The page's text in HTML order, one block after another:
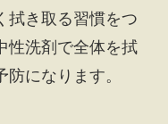
拭き取る習慣をつ
性洗剤で全体を拭
になります。